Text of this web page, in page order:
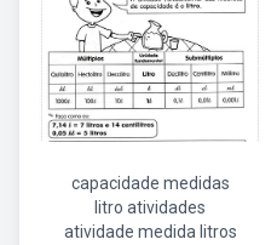
capacidade medidas
litro atividades
atividade medida litros